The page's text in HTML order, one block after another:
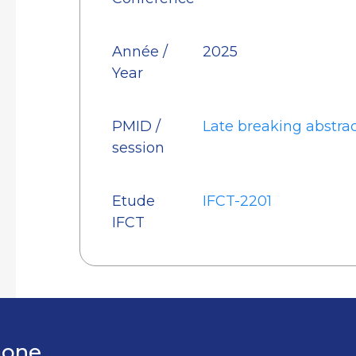
Année /
Year
2025
PMID /
session
Late breaking
Etude
IFCT
IFCT-2201